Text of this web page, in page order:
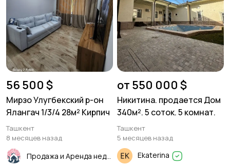
56 500 $
Мирзо Улугбекский р-он
Ялангач 1/3/4 28м² Кирпич
Ташкент
8 месяцев назад
от 550 000 $
Никитина. продается Дом
340м². 5 соток. 5 комнат.
Ташкент
5 месяцев назад
Ekaterina